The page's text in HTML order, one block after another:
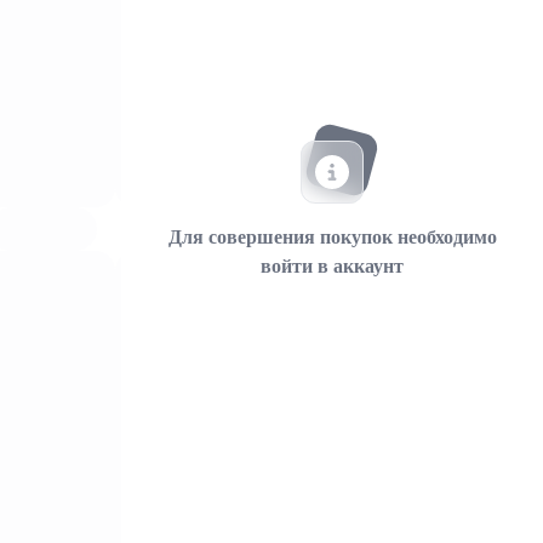
Для совершения покупок необходимо
войти в аккаунт